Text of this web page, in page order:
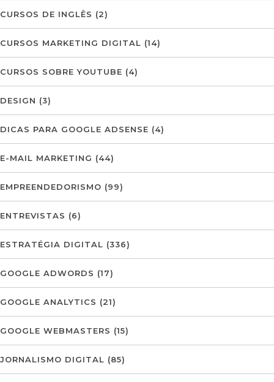
CURSOS DE INGLÊS (2)
CURSOS MARKETING DIGITAL (14)
CURSOS SOBRE YOUTUBE (4)
DESIGN (3)
DICAS PARA GOOGLE ADSENSE (4)
E-MAIL MARKETING (44)
EMPREENDEDORISMO (99)
ENTREVISTAS (6)
ESTRATÉGIA DIGITAL (336)
GOOGLE ADWORDS (17)
GOOGLE ANALYTICS (21)
GOOGLE WEBMASTERS (15)
JORNALISMO DIGITAL (85)